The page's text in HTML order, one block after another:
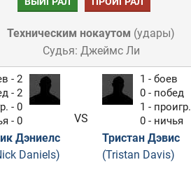
Техническим нокаутом (удары)
Судья: Джеймс Ли
- 2
- 2
- 0
- 0
Дэниелс
Daniels)
VS
1 - боев
0 - побед
1 - проигр.
0 - ничья
Тристан Дэвис
(Tristan Davis)